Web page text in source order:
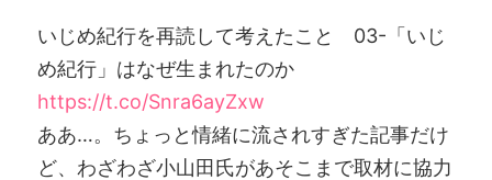
いじめ紀行を再読して考えたこと 03-「いじ
め紀行」はなぜ生まれたのか
https://t.co/Snra6ayZxw
ああ…。ちょっと情緒に流されすぎた記事だけ
ど、わざわざ小山田氏があそこまで取材に協力